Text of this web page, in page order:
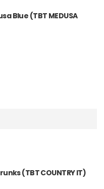
Blue (TBT MEDUSA
(TBT COUNTRY IT)